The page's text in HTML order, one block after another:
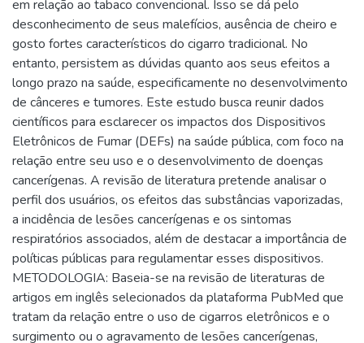
em relação ao tabaco convencional. Isso se dá pelo
desconhecimento de seus malefícios, ausência de cheiro e
gosto fortes característicos do cigarro tradicional. No
entanto, persistem as dúvidas quanto aos seus efeitos a
longo prazo na saúde, especificamente no desenvolvimento
de cânceres e tumores. Este estudo busca reunir dados
científicos para esclarecer os impactos dos Dispositivos
Eletrônicos de Fumar (DEFs) na saúde pública, com foco na
relação entre seu uso e o desenvolvimento de doenças
cancerígenas. A revisão de literatura pretende analisar o
perfil dos usuários, os efeitos das substâncias vaporizadas,
a incidência de lesões cancerígenas e os sintomas
respiratórios associados, além de destacar a importância de
políticas públicas para regulamentar esses dispositivos.
METODOLOGIA: Baseia-se na revisão de literaturas de
artigos em inglês selecionados da plataforma PubMed que
tratam da relação entre o uso de cigarros eletrônicos e o
surgimento ou o agravamento de lesões cancerígenas,